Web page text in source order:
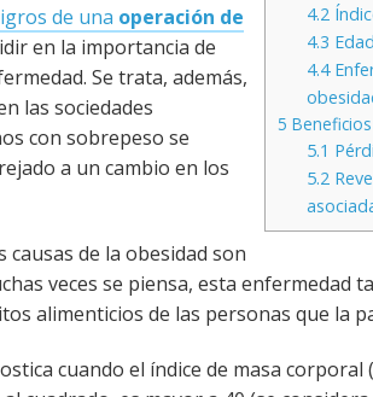
4.2
4.3 Edad
4.4
5
5.1
5.2
de una operación de
en la importancia de
Se trata, además,
las sociedades
con sobrepeso se
a un cambio en los
de la obesidad son
veces se piensa, esta enfermedad
alimenticios de las personas que la
cuando el índice de masa corporal